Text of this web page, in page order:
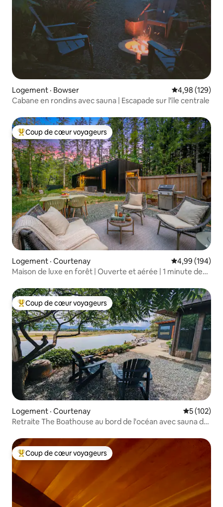
Logement · Bowser Note
4,98 (129)
Cabane en rondins avec sauna | Escapade sur l'île centrale
Coup de cœur voyageurs parmi les plus aimés
Coup de cœur voyageurs
Logement · Courtenay Note
4,99 (194)
Maison de luxe en forêt | Ouverte et aérée | 1 minute des
Coup de cœur voyageurs parmi les plus aimés
Coup de cœur voyageurs
Logement · Courtenay Note
5 (102)
Retraite The Boathouse au bord de l'océan avec sauna de
Coup de cœur voyageurs parmi les plus aimés
Coup de cœur voyageurs